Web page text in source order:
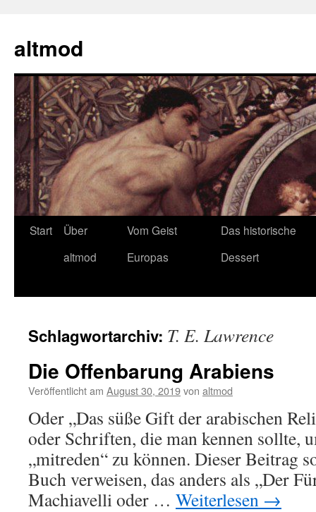
springen
altmod
Start
Über
altmod
Vom Geist
Europas
Das historische
Dessert
Schlagwortarchiv: T. E. Lawrence
Die Offenbarung Arabiens
Veröffentlicht am August 30, 2019von altmod
Oder „Das süße Gift der arabischen
oder Schriften, die man kennen sollte,
„mitreden“ zu können. Dieser Beitrag
Buch verweisen, das anders als „Der
Machiavelli oder … Weiterlesen →